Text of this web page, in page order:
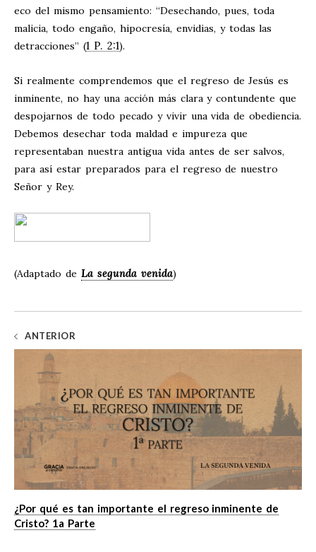
eco del mismo pensamiento: “Desechando, pues, toda
malicia, todo engaño, hipocresía, envidias, y todas las
detracciones” (1 P. 2:1).
Si realmente comprendemos que el regreso de Jesús es
inminente, no hay una acción más clara y contundente que
despojarnos de todo pecado y vivir una vida de obediencia.
Debemos desechar toda maldad e impureza que
representaban nuestra antigua vida antes de ser salvos,
para así estar preparados para el regreso de nuestro
Señor y Rey.
(Adaptado de La segunda venida)
ANTERIOR
¿Por qué es tan importante el regreso inminente de
Cristo? 1a Parte